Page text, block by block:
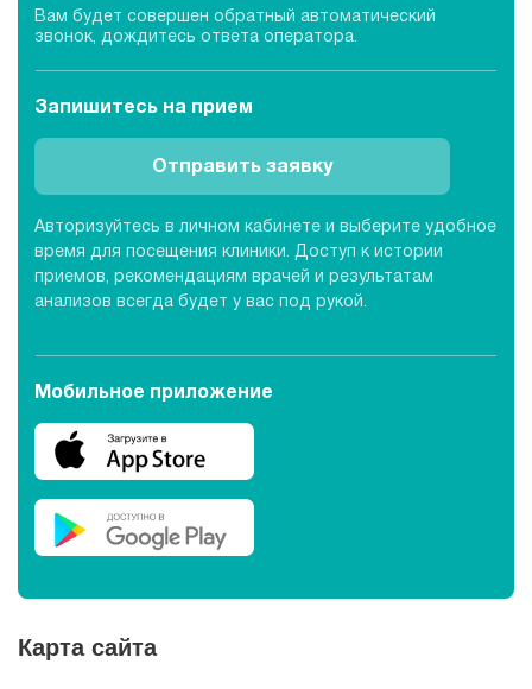
Вам будет совершен обратный автоматический
звонок, дождитесь ответа оператора.
Запишитесь на прием
Отправить заявку
Авторизуйтесь в личном кабинете и выберите удобное
время для посещения клиники. Доступ к истории
приемов, рекомендациям врачей и результатам
анализов всегда будет у вас под рукой.
Мобильное приложение
Карта сайта